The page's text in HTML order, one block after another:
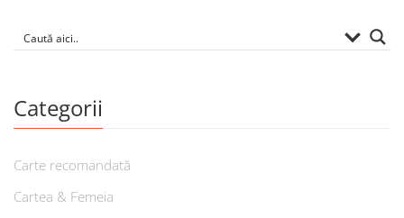
Categorii
Carte recomandată
Cartea & Femeia